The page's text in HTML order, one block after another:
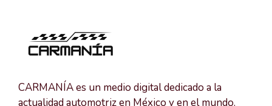
CARMANÍA es un medio digital dedicado a la
actualidad automotriz en México y en el mundo.